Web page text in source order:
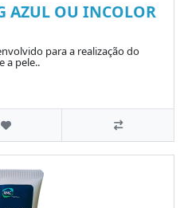
AZUL OU INCOLOR
para a realização do
a pele..